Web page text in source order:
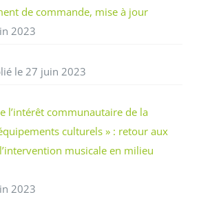
de commande, mise à jour
2023
le 27 juin 2023
l’intérêt communautaire de la
culturels » : retour aux
musicale en milieu
2023